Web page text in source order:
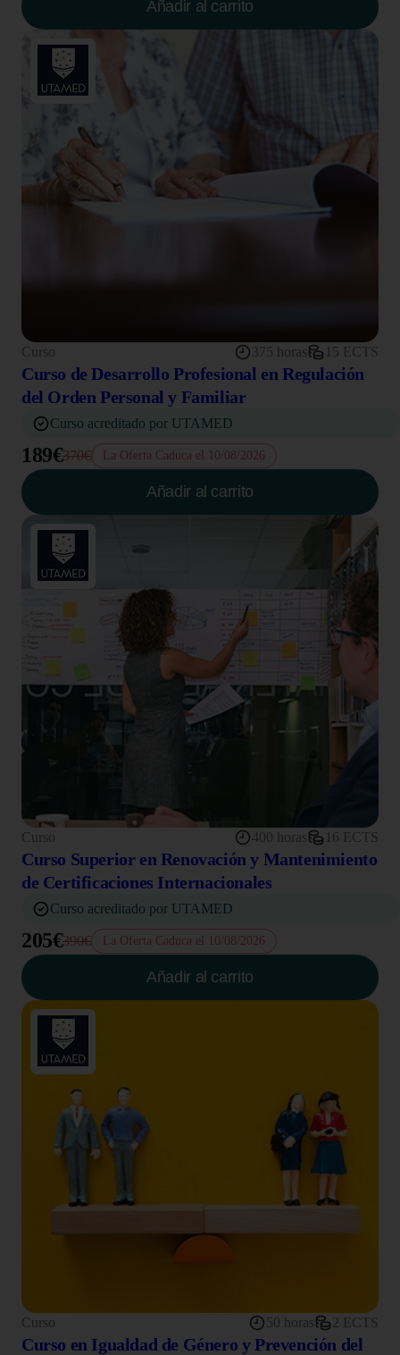
Añadir al carrito
Curso 375 horas 15 ECTS
Curso de Desarrollo Profesional en Regulación
del Orden Personal y Familiar
Curso acreditado por UTAMED
189€370€ La Oferta Caduca el 10/08/2026
Añadir al carrito
Curso 400 horas 16 ECTS
Curso Superior en Renovación y Mantenimiento
de Certificaciones Internacionales
Curso acreditado por UTAMED
205€390€ La Oferta Caduca el 10/08/2026
Añadir al carrito
Curso 50 horas 2 ECTS
Curso en Igualdad de Género y Prevención del